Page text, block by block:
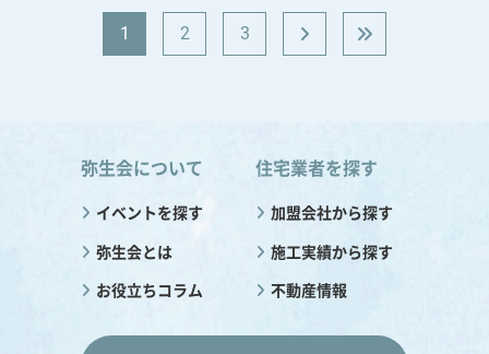
1 2 3
弥生会について
イベントを探す
弥生会とは
お役立ちコラム
住宅業者を探す
加盟会社から探す
施工実績から探す
不動産情報